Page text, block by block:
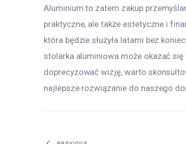
Aluminium to zatem zakup
praktyczne, ale także estetyczne i
która będzie służyła latami bez
stolarka aluminiowa może okazać
doprecyzować wizję, warto
najlepsze rozwiązanie do naszego